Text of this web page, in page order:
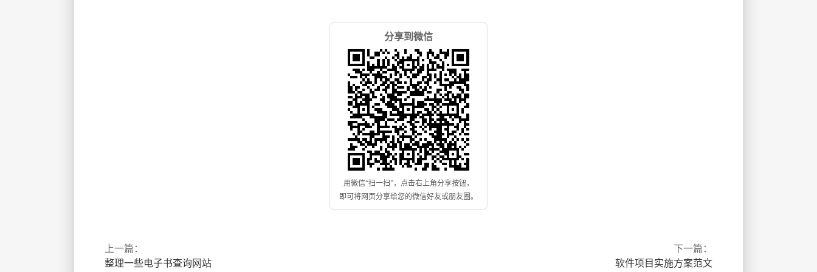
分享到微信
用微信“扫一扫”，点击右上角分享按钮，
即可将网页分享给您的微信好友或朋友圈。
上一篇：
整理一些电子书查询网站
下一篇：
软件项目实施方案范文